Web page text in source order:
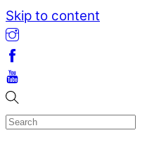
Skip to content